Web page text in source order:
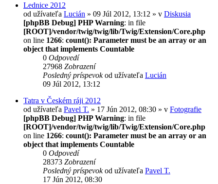
Lednice 2012
od užívateľa Lucián » 09 Júl 2012, 13:12 » v Diskusia
[phpBB Debug] PHP Warning: in file
[ROOT]/vendor/twig/twig/lib/Twig/Extension/Core.php
on line 1266: count(): Parameter must be an array or an
object that implements Countable
0 Odpovedí
27968 Zobrazení
Posledný príspevokod užívateľa Lucián
09 Júl 2012, 13:12
Tatra v Českém ráji 2012
od užívateľa Pavel T. » 17 Jún 2012, 08:30 » v Fotografie
[phpBB Debug] PHP Warning: in file
[ROOT]/vendor/twig/twig/lib/Twig/Extension/Core.php
on line 1266: count(): Parameter must be an array or an
object that implements Countable
0 Odpovedí
28373 Zobrazení
Posledný príspevokod užívateľa Pavel T.
17 Jún 2012, 08:30